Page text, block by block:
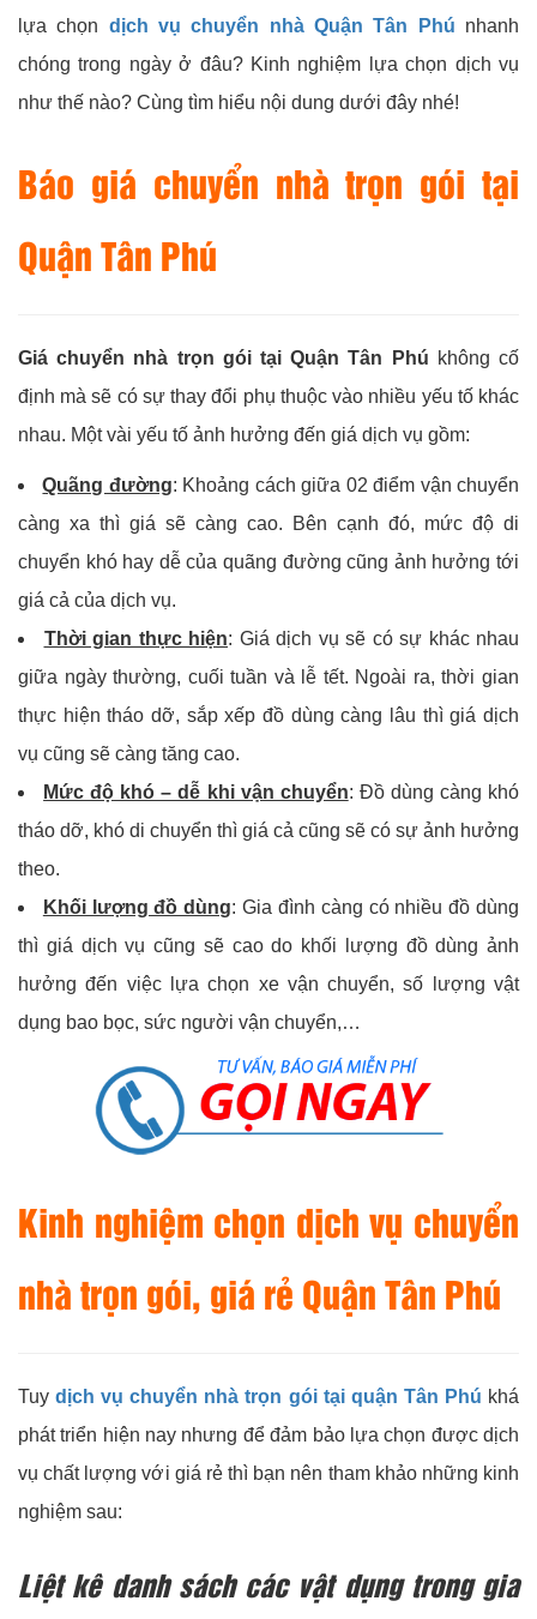
lựa chọn dịch vụ chuyển nhà Quận Tân Phú nhanh
chóng trong ngày ở đâu? Kinh nghiệm lựa chọn dịch vụ
như thế nào? Cùng tìm hiểu nội dung dưới đây nhé!
Báo giá chuyển nhà trọn gói tại
Quận Tân Phú
Giá chuyển nhà trọn gói tại Quận Tân Phú không cố
định mà sẽ có sự thay đổi phụ thuộc vào nhiều yếu tố khác
nhau. Một vài yếu tố ảnh hưởng đến giá dịch vụ gồm:
Quãng đường: Khoảng cách giữa 02 điểm vận chuyển
càng xa thì giá sẽ càng cao. Bên cạnh đó, mức độ di
chuyển khó hay dễ của quãng đường cũng ảnh hưởng tới
giá cả của dịch vụ.
Thời gian thực hiện: Giá dịch vụ sẽ có sự khác nhau
giữa ngày thường, cuối tuần và lễ tết. Ngoài ra, thời gian
thực hiện tháo dỡ, sắp xếp đồ dùng càng lâu thì giá dịch
vụ cũng sẽ càng tăng cao.
Mức độ khó – dễ khi vận chuyển: Đồ dùng càng khó
tháo dỡ, khó di chuyển thì giá cả cũng sẽ có sự ảnh hưởng
theo.
Khối lượng đồ dùng: Gia đình càng có nhiều đồ dùng
thì giá dịch vụ cũng sẽ cao do khối lượng đồ dùng ảnh
hưởng đến việc lựa chọn xe vận chuyển, số lượng vật
dụng bao bọc, sức người vận chuyển,…
Kinh nghiệm chọn dịch vụ chuyển
nhà trọn gói, giá rẻ Quận Tân Phú
Tuydịch vụ chuyển nhà trọn gói tại quận Tân Phú khá
phát triển hiện nay nhưng để đảm bảo lựa chọn được dịch
vụ chất lượng với giá rẻ thì bạn nên tham khảo những kinh
nghiệm sau:
Liệt kê danh sách các vật dụng trong gia